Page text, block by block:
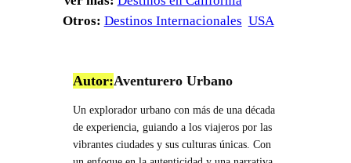
Otros: Destinos Internacionales USA
Autor:Aventurero Urbano
Un explorador urbano con más de una década
de experiencia, guiando a los viajeros por las
vibrantes ciudades y sus culturas únicas. Con